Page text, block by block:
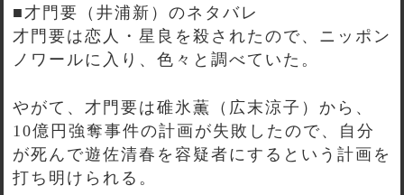
■才門要（井浦新）のネタバレ
才門要は恋人・星良を殺されたので、ニッポン
ノワールに入り、色々と調べていた。
やがて、才門要は碓氷薫（広末涼子）から、
10億円強奪事件の計画が失敗したので、自分
が死んで遊佐清春を容疑者にするという計画を
打ち明けられる。